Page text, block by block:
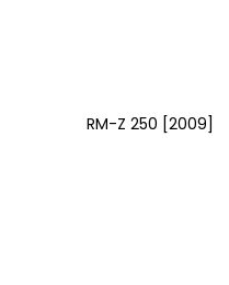
RM-Z 250 [2009]